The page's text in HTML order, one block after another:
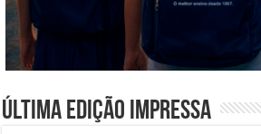
Última edição impressa